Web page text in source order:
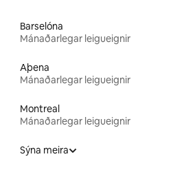
Barselóna
Mánaðarlegar leigueignir
Aþena
Mánaðarlegar leigueignir
Montreal
Mánaðarlegar leigueignir
Sýna meira